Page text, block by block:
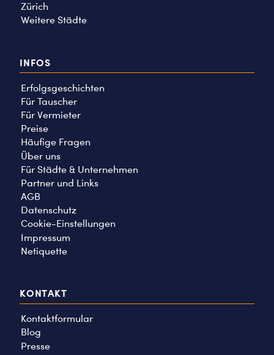
Zürich
Weitere Städte
INFOS
Erfolgsgeschichten
Für Tauscher
Für Vermieter
Preise
Häufige Fragen
Über uns
Für Städte & Unternehmen
Partner und Links
AGB
Datenschutz
Cookie-Einstellungen
Impressum
Netiquette
KONTAKT
Kontaktformular
Blog
Presse